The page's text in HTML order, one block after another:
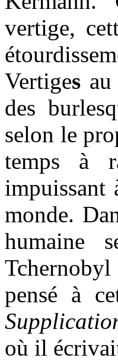
vertige,
Vertiges
des
selon le
temps à
impuissant
monde.
humaine
pensé à
où il